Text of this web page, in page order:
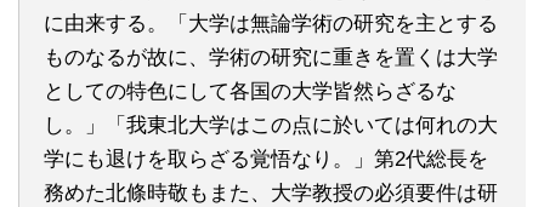
に由来する。「大学は無論学術の研究を主とする
ものなるが故に、学術の研究に重きを置くは大学
としての特色にして各国の大学皆然らざるな
し。」「我東北大学はこの点に於いては何れの大
学にも退けを取らざる覚悟なり。」第2代総長を
務めた北條時敬もまた、大学教授の必須要件は研